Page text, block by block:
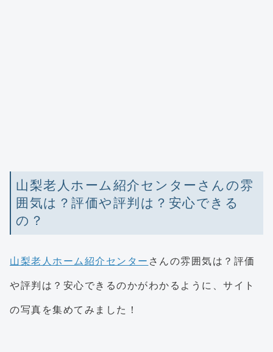
山梨老人ホーム紹介センターさんの雰
囲気は？評価や評判は？安心できる
の？
山梨老人ホーム紹介センター さんの雰囲気は？評価
や評判は？安心できるのかがわかるように、サイト
の写真を集めてみました！